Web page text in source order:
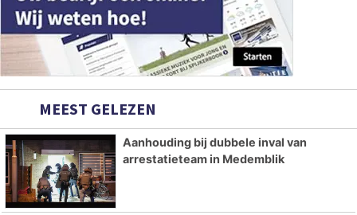
MEEST GELEZEN
Aanhouding bij dubbele inval van
arrestatieteam in Medemblik